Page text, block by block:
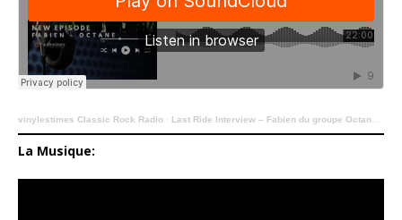
vinylestimes Classic Rock Radio · Last Ride Interview – Fabien du groupe Octane – 27112022.
La Musique: